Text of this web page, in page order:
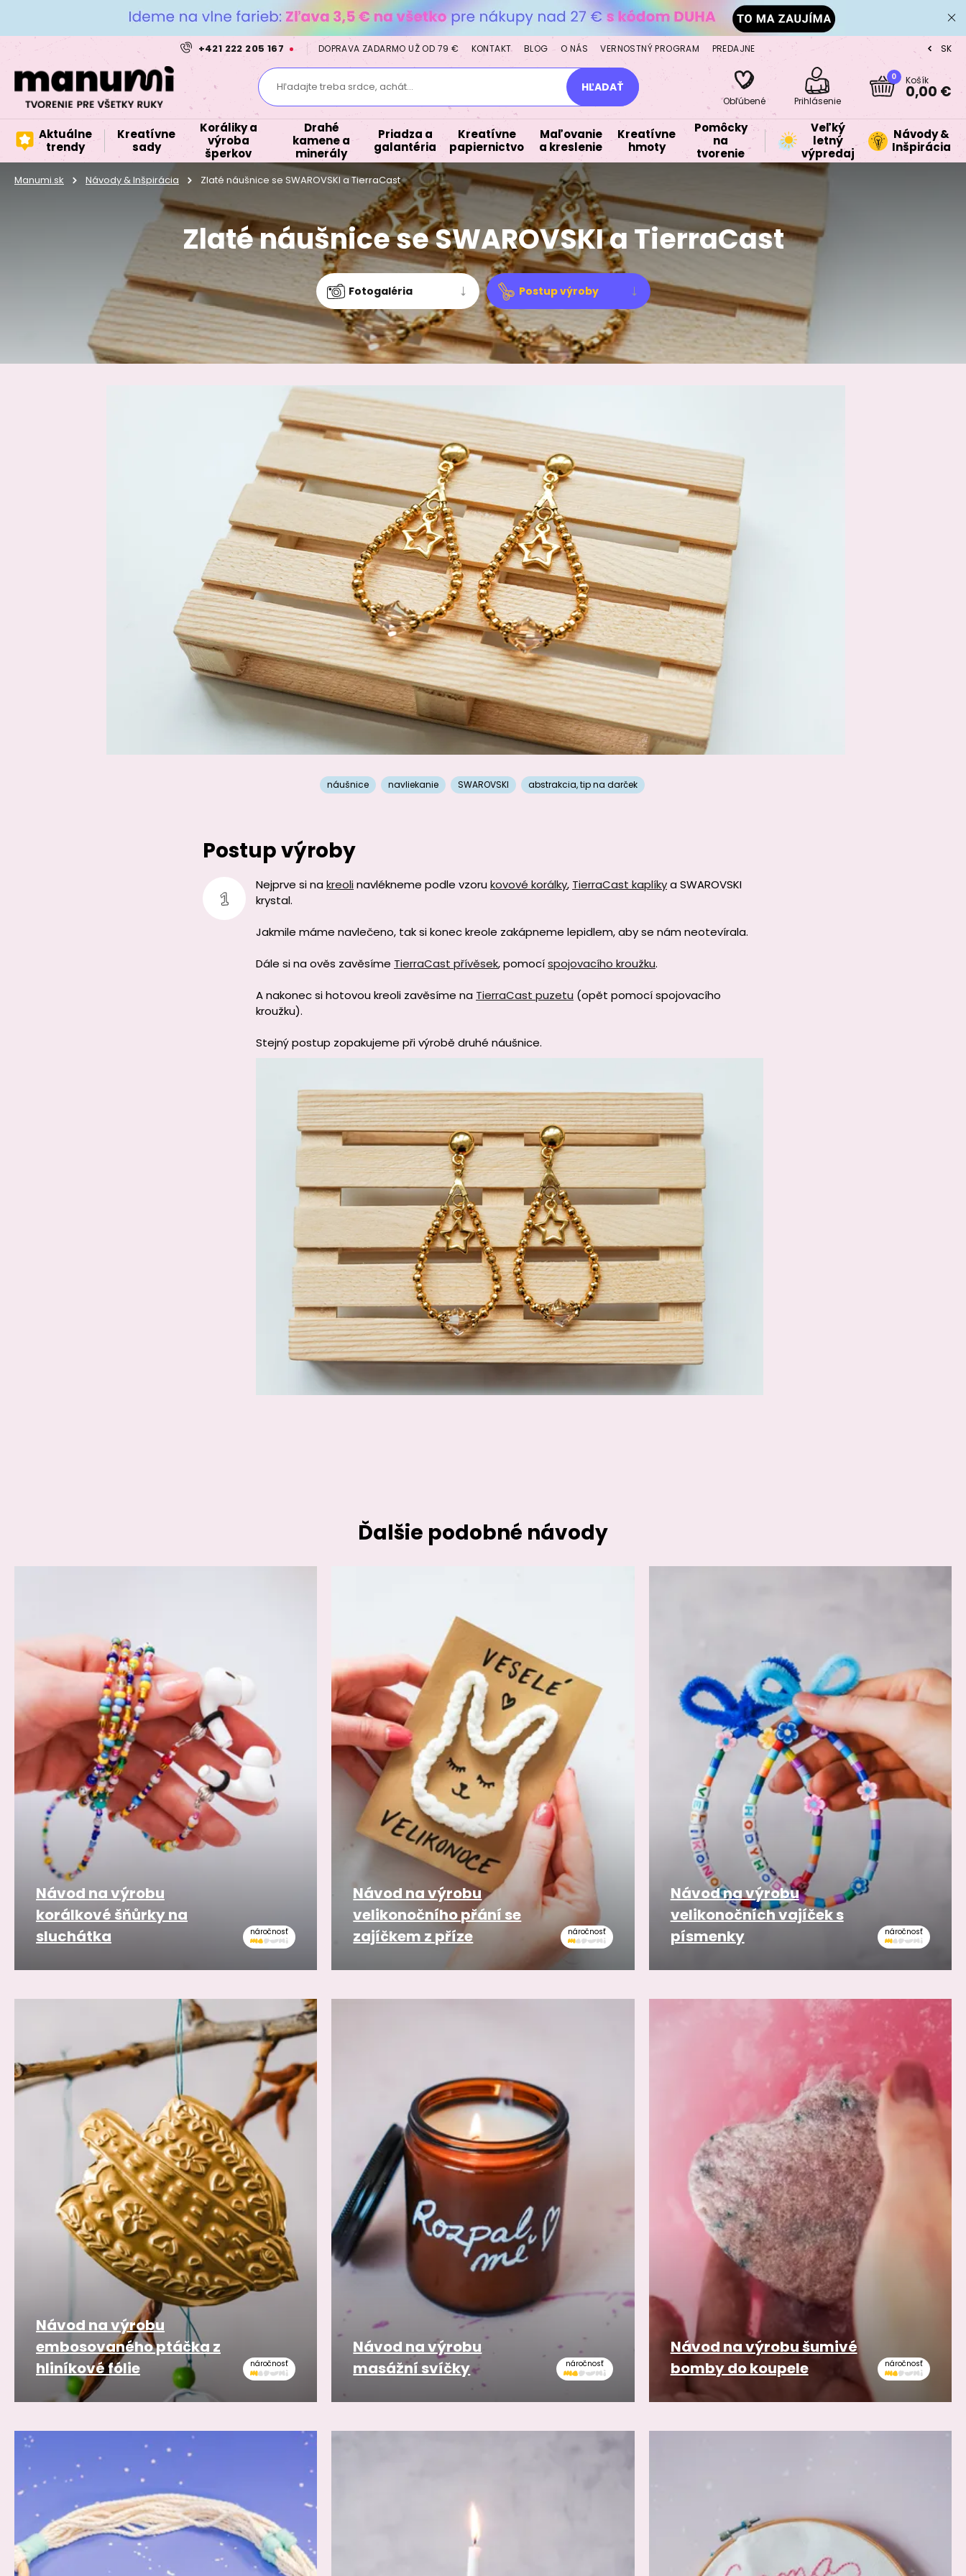
+421 222 205 167 DOPRAVA ZADARMO UŽ OD 79 € KONTAKT BLOG O NÁS VERNOSTNÝ PROGRAM PREDAJNE CZ
SK
Hľadajte treba srdce, achát... HĽADAŤ
Obľúbené Prihlásenie
0 Košík
0,00 €
Aktuálne
trendy
Kreatívne
sady
Koráliky a
výroba
šperkov
Drahé
kamene a
minerály
Priadza a
galantéria
Kreatívne
papiernictvo
Maľovanie
a kreslenie
Kreatívne
hmoty
Pomôcky
na
tvorenie
Veľký
letný
výpredaj
Návody &
Inšpirácia
Manumi.sk Návody & Inšpirácia Zlaté náušnice se SWAROVSKI a TierraCast
Zlaté náušnice se SWAROVSKI a TierraCast
Fotogaléria Postup výroby
náušnice navliekanie SWAROVSKI abstrakcia,tip na darček
Postup výroby
Nejprve si na kreolinavlékneme podle vzoru kovové korálky, TierraCast kaplíkya SWAROVSKI
krystal.
Jakmile máme navlečeno, tak si konec kreole zakápneme lepidlem, aby se nám neotevírala.
Dále si na ověs zavěsíme TierraCast přívěsek, pomocíspojovacího kroužku.
A nakonec si hotovou kreoli zavěsíme na TierraCast puzetu (opět pomocí spojovacího
kroužku).
Stejný postup zopakujeme při výrobě druhé náušnice.
Ďalšie podobné návody
náročnosť
Návod na výrobu
korálkové šňůrky na
sluchátka
náročnosť
Návod na výrobu
velikonočního přání se
zajíčkem z příze
náročnosť
Návod na výrobu
velikonočních vajíček s
písmenky
náročnosť
Návod na výrobu
embosovaného ptáčka z
hliníkové fólie
náročnosť
Návod na výrobu
masážní svíčky
náročnosť
Návod na výrobu šumivé
bomby do koupele